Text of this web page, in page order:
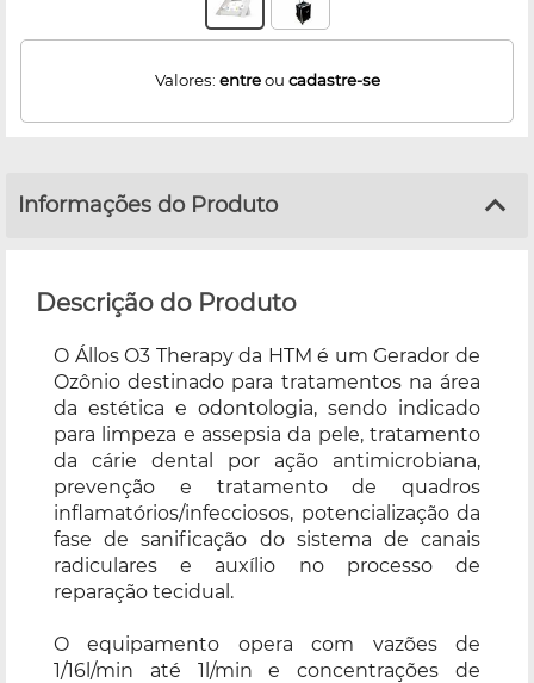
Valores: entreou cadastre-se
Informações do Produto
Descrição do Produto
O Állos O3 Therapy da HTM é um Gerador de
Ozônio destinado para tratamentos na área
da estética e odontologia, sendo indicado
para limpeza e assepsia da pele, tratamento
da cárie dental por ação antimicrobiana,
prevenção e tratamento de quadros
inflamatórios/infecciosos, potencialização da
fase de sanificação do sistema de canais
radiculares e auxílio no processo de
reparação tecidual.
O equipamento opera com vazões de
1/16l/min até 1l/min e concentrações de